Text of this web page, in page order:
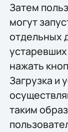
Затем
могут
отдельных
нажать
Загрузка и
таким